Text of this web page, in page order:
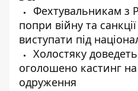
Фехтувальникам з
попри війну та
виступати під
Холостяку
оголошено кастинг
одруження